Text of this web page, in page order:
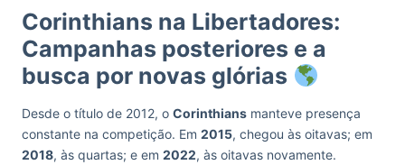
Corinthians na Libertadores:
Campanhas posteriores e a
busca por novas glórias
Desde o título de 2012, o Corinthians manteve presença
constante na competição. Em 2015, chegou às oitavas; em
2018, às quartas; e em 2022, às oitavas novamente.